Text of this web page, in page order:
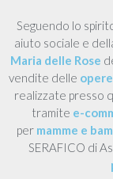
Seguendo lo
aiuto sociale e
Maria delle Rose
vendite delle
realizzate presso
tramite e-
per mamme e
SERAFICO di